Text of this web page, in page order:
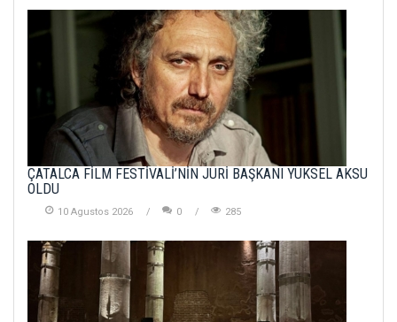
ÇATALCA FİLM FESTİVALİ’NİN JÜRİ BAŞKANI YÜKSEL AKSU
OLDU
10 Agustos 2026 0 285